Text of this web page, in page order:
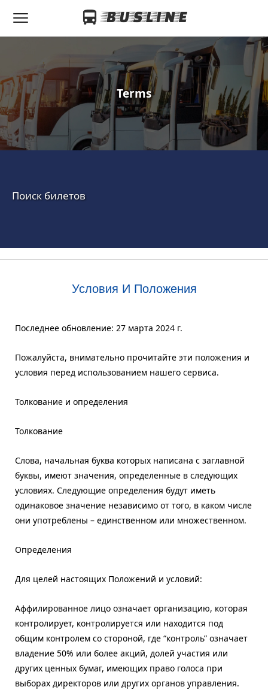
Terms
Поиск билетов
Условия И Положения
Последнее обновление: 27 марта 2024 г.
Пожалуйста, внимательно прочитайте эти положения и
условия перед использованием нашего сервиса.
Толкование и определения
Толкование
Слова, начальная буква которых написана с заглавной
буквы, имеют значения, определенные в следующих
условиях. Следующие определения будут иметь
одинаковое значение независимо от того, в каком числе
они употреблены – единственном или множественном.
Определения
Для целей настоящих Положений и условий:
Аффилированное лицо означает организацию, которая
контролирует, контролируется или находится под
общим контролем со стороной, где “контроль” означает
владение 50% или более акций, долей участия или
других ценных бумаг, имеющих право голоса при
выборах директоров или других органов управления.